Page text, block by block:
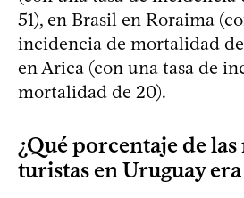
51), en Brasil en Roraima
incidencia de mortalidad
en Arica (con una tasa de
mortalidad de 20).
¿Qué porcentaje de
turistas en Uruguay